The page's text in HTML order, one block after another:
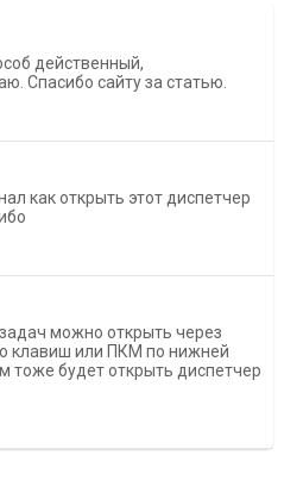
действенный,
Спасибо сайту за статью.
как открыть этот диспетчер
можно открыть через
клавиш или ПКМ по нижней
тоже будет открыть диспетчер